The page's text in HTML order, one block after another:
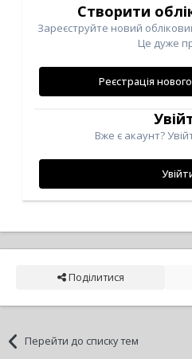
Створити
Зареєструйте новий
Це дуже
Реєстрація
Вже є акаунт?
Поділитися
Перейти до списку тем